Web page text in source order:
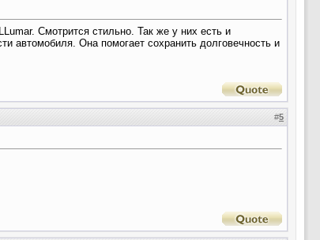
Смотрится стильно. Так же у них есть и
автомобиля. Она помогает сохранить долговечность и
#5